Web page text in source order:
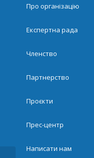
Про організацію
Експертна рада
Членство
Партнерство
Проєкти
Прес-центр
Написати нам